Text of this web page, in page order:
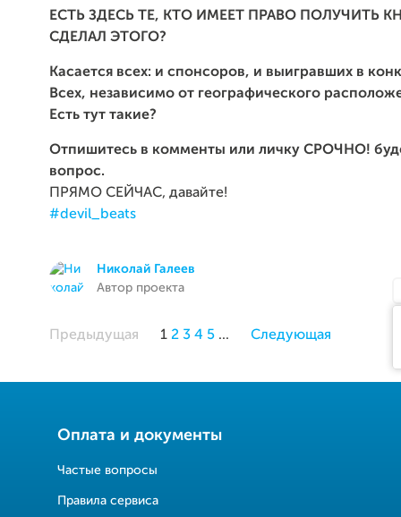
ЕСТЬ ЗДЕСЬ ТЕ, КТО ИМЕЕТ ПРАВО ПОЛУЧИТЬ
СДЕЛАЛ ЭТОГО?
Касается всех: и спонсоров, и выигравших в
Всех, независимо от географического
Есть тут такие?
Отпишитесь в комменты или личку СРОЧНО!
вопрос.
ПРЯМО СЕЙЧАС, давайте!
#devil_beats
Николай Галеев
Автор проекта
Предыдущая 1 2 3 4 5 ... Следующая
Оплата и документы
Частые вопросы
Правила сервиса